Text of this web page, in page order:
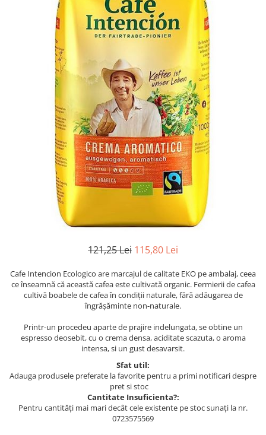
121,25 Lei 115,80 Lei
Cafe Intencion Ecologico are marcajul de calitate EKO pe ambalaj, ceea
ce înseamnă că această cafea este cultivată organic. Fermierii de cafea
cultivă boabele de cafea în condiții naturale, fără adăugarea de
îngrășăminte non-naturale.
Printr-un procedeu aparte de prajire indelungata, se obtine un
espresso deosebit, cu o crema densa, aciditate scazuta, o aroma
intensa, si un gust desavarsit.
Sfat util:
Adauga produsele preferate la favorite pentru a primi notificari despre
pret si stoc
Cantitate Insuficienta?:
Pentru cantități mai mari decât cele existente pe stoc sunați la nr.
0723575569